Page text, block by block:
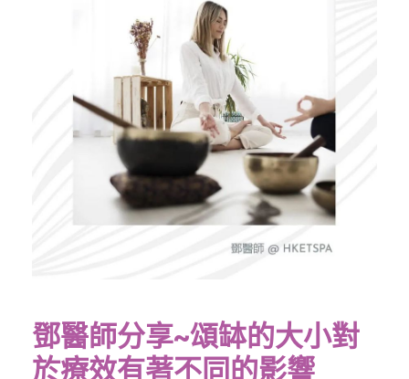
鄧醫師分享~頌缽的大小對
於療效有著不同的影響